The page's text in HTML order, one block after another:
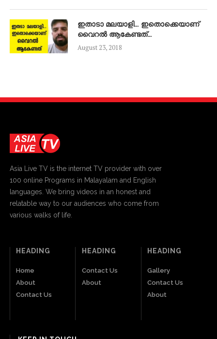
ഇതാടാ മലയാളി… ഇതൊക്കെയാണ്
വൈറൽ ആകേണ്ടത്…
August 23, 2018
Asia Live TV is the internet TV provider with over
100 online Programs in Malayalam and English
languages. We bring videos in an honest and
relatable way to our audiences who come from
various walks of life.
HEADING
Home
About
Contact Us
HEADING
Contact Us
About
HEADING
Gallery
Contact Us
About